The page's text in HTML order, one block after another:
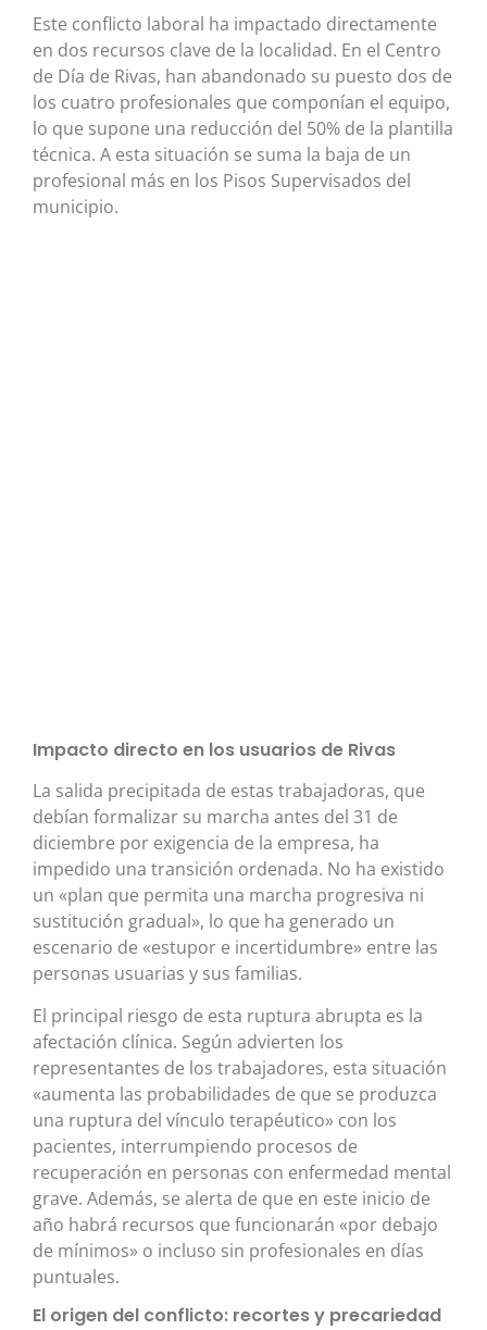
Este conflicto laboral ha impactado directamente
en dos recursos clave de la localidad. En el Centro
de Día de Rivas, han abandonado su puesto dos de
los cuatro profesionales que componían el equipo,
lo que supone una reducción del 50% de la plantilla
técnica. A esta situación se suma la baja de un
profesional más en los Pisos Supervisados del
municipio.
Impacto directo en los usuarios de Rivas
La salida precipitada de estas trabajadoras, que
debían formalizar su marcha antes del 31 de
diciembre por exigencia de la empresa, ha
impedido una transición ordenada. No ha existido
un «plan que permita una marcha progresiva ni
sustitución gradual», lo que ha generado un
escenario de «estupor e incertidumbre» entre las
personas usuarias y sus familias.
El principal riesgo de esta ruptura abrupta es la
afectación clínica. Según advierten los
representantes de los trabajadores, esta situación
«aumenta las probabilidades de que se produzca
una ruptura del vínculo terapéutico» con los
pacientes, interrumpiendo procesos de
recuperación en personas con enfermedad mental
grave. Además, se alerta de que en este inicio de
año habrá recursos que funcionarán «por debajo
de mínimos» o incluso sin profesionales en días
puntuales.
El origen del conflicto: recortes y precariedad